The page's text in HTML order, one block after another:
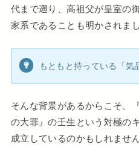
代まで遡り、高祖父が皇室の
家系であることも明かされまし
もともと持っている「気
そんな背景があるからこそ、
の大罪』の壬生という対極の
成立しているのかもしれません